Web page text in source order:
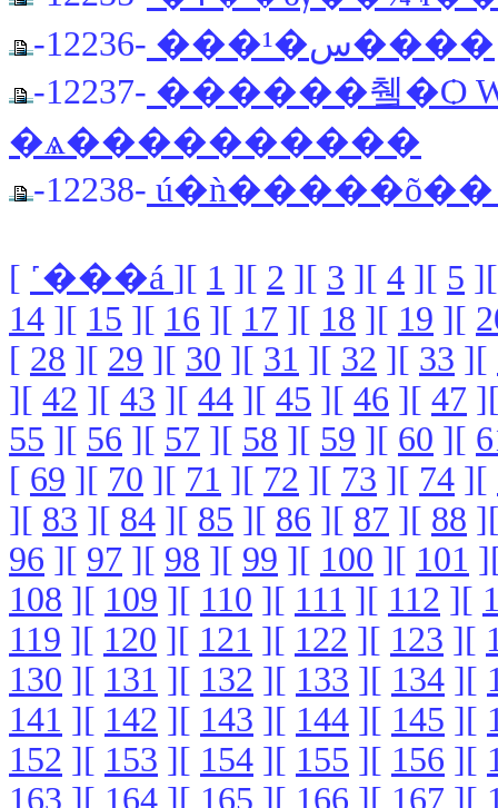
-12236-
���¹�س����
-12237- ������췤�Ѻ
�ѧ����������
-12238-
[ ˹���á ][ 1 ][ 2 ][ 3 ][ 4 ][ 5
14 ][ 15 ][ 16 ][ 17 ][ 18 ][ 19 ][
[ 28 ][ 29 ][ 30 ][ 31 ][ 32 ][ 33 ][
][ 42 ][ 43 ][ 44 ][ 45 ][ 46 ][ 47
55 ][ 56 ][ 57 ][ 58 ][ 59 ][ 60 ][
[ 69 ][ 70 ][ 71 ][ 72 ][ 73 ][ 74 ][
][ 83 ][ 84 ][ 85 ][ 86 ][ 87 ][ 88
96 ][ 97 ][ 98 ][ 99 ][ 100 ][ 101
108 ][ 109 ][ 110 ][ 111 ][ 112 ][
119 ][ 120 ][ 121 ][ 122 ][ 123 ][
130 ][ 131 ][ 132 ][ 133 ][ 134 ][
141 ][ 142 ][ 143 ][ 144 ][ 145 ][
152 ][ 153 ][ 154 ][ 155 ][ 156 ][
163 ][ 164 ][ 165 ][ 166 ][ 167 ][